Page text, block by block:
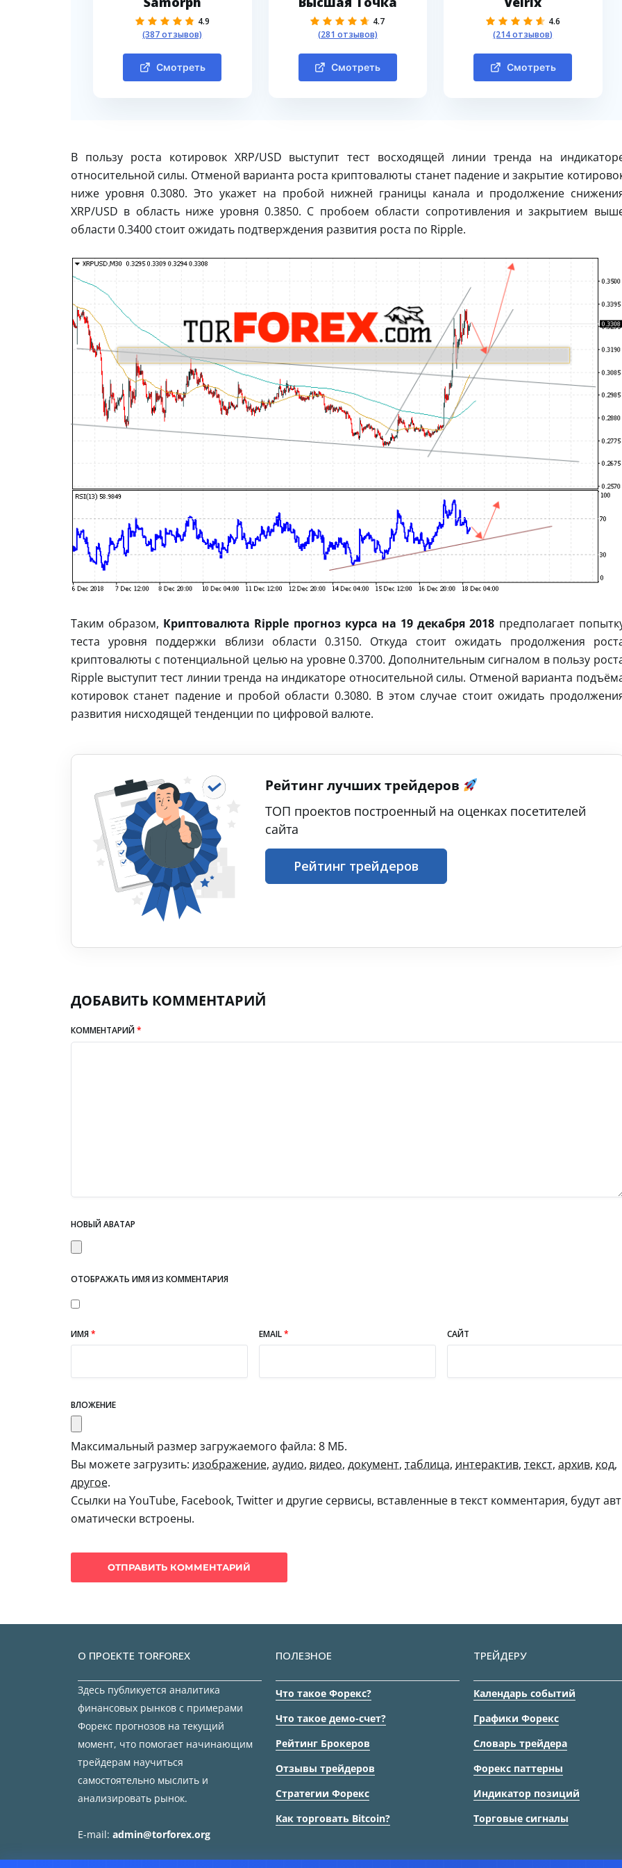
4.9
(387 отзывов)
Смотреть
4.7
(281 отзывов)
Смотреть
4.6
(214 отзывов)
Смотреть
В пользу роста котировок XRP/USD выступит тест восходящей линии тренда на
относительной силы. Отменой варианта роста криптовалюты станет падение и закрытие
ниже уровня 0.3080. Это укажет на пробой нижней границы канала и продолжение
XRP/USD в область ниже уровня 0.3850. С пробоем области сопротивления и закрытием
области 0.3400 стоит ожидать подтверждения развития роста по Ripple.
Таким образом, Криптовалюта Ripple прогноз курса на 19 декабря 2018 предполагает
теста уровня поддержки вблизи области 0.3150. Откуда стоит ожидать продолжения
криптовалюты с потенциальной целью на уровне 0.3700. Дополнительным сигналом в пользу
Ripple выступит тест линии тренда на индикаторе относительной силы. Отменой варианта
котировок станет падение и пробой области 0.3080. В этом случае стоит ожидать
развития нисходящей тенденции по цифровой валюте.
Рейтинг лучших трейдеров
ТОП проектов построенный на оценках посетителей
сайта
Рейтинг трейдеров
ДОБАВИТЬ КОММЕНТАРИЙ
КОММЕНТАРИЙ*
НОВЫЙ АВАТАР
ОТОБРАЖАТЬ ИМЯ ИЗ КОММЕНТАРИЯ
ИМЯ* EMAIL* САЙТ
ВЛОЖЕНИЕ
Максимальный размер загружаемого файла: 8 МБ.
Вы можете загрузить: изображение, аудио, видео, документ, таблица, интерактив, текст, архив, код,
другое.
Ссылки на YouTube, Facebook, Twitter и другие сервисы, вставленные в текст комментария, будут авт
оматически встроены.
О ПРОЕКТЕ TORFOREX
Здесь публикуется аналитика
финансовых рынков с примерами
Форекс прогнозов на текущий
момент, что помогает начинающим
трейдерам научиться
самостоятельно мыслить и
анализировать рынок.
E-mail: admin@torforex.org
ПОЛЕЗНОЕ
Что такое Форекс?
Что такое демо-счет?
Рейтинг Брокеров
Отзывы трейдеров
Стратегии Форекс
Как торговать Bitcoin?
ТРЕЙДЕРУ
Календарь событий
Графики Форекс
Словарь трейдера
Форекс паттерны
Индикатор позиций
Торговые сигналы